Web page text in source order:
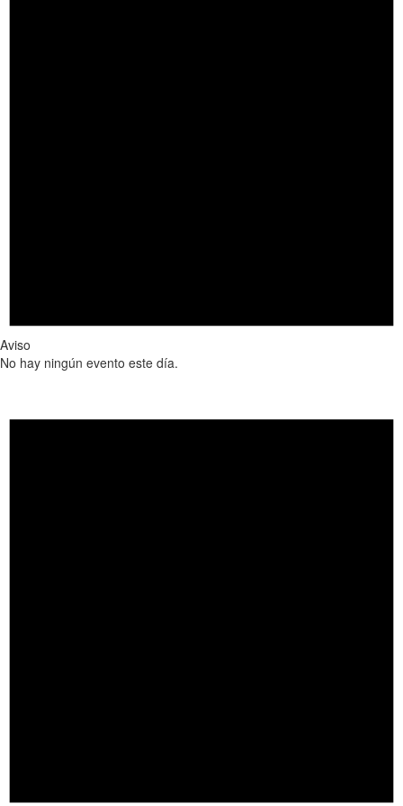
Aviso
No hay ningún evento este día.